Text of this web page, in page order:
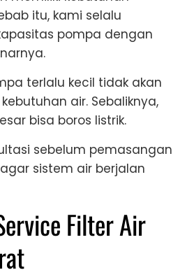
itu, kami selalu
pompa dengan
terlalu kecil tidak akan
air. Sebaliknya,
bisa boros listrik.
sebelum pemasangan
sistem air berjalan
Filter Air